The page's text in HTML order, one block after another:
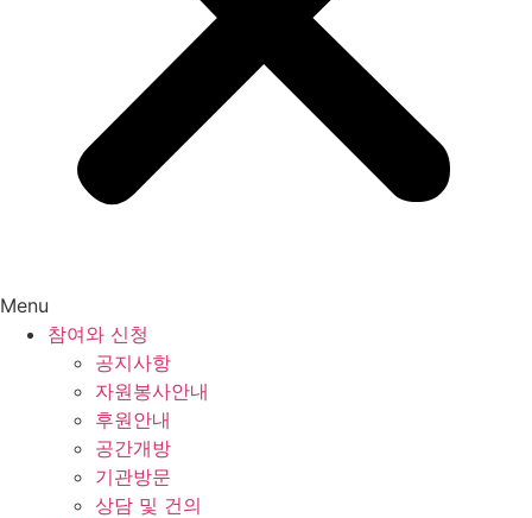
Menu
참여와 신청
공지사항
자원봉사안내
후원안내
공간개방
기관방문
상담 및 건의